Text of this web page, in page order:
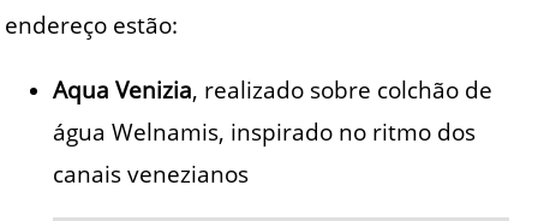
endereço estão:
Aqua Venizia, realizado sobre colchão de
água Welnamis, inspirado no ritmo dos
canais venezianos